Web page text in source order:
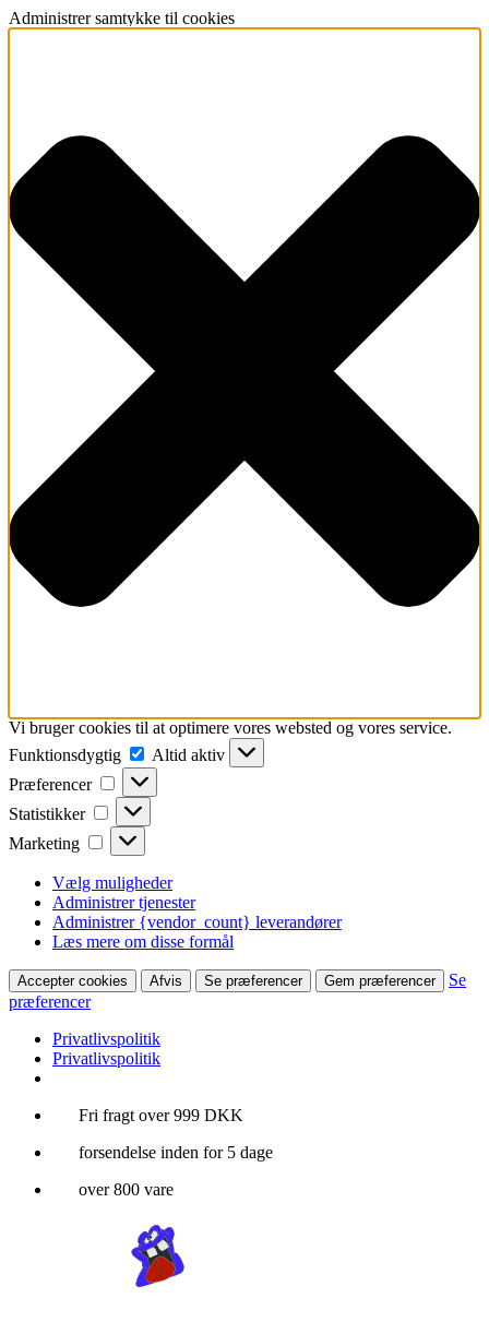
Administrer samtykke til cookies
Vi bruger cookies til at optimere vores websted og vores service.
Funktionsdygtig
Funktionsdygtig
Altid aktiv
Præferencer
Præferencer
Statistikker Statistikker
Marketing Marketing
Vælg muligheder
Administrer tjenester
Administrer {vendor_count} leverandører
Læs mere om disse formål
Accepter cookies Afvis Se præferencer Gem præferencer
Se
præferencer
Privatlivspolitik
Privatlivspolitik
Videre
indhold
Fri fragt over 999 DKK
forsendelse inden for 5 dage
over 800 vare